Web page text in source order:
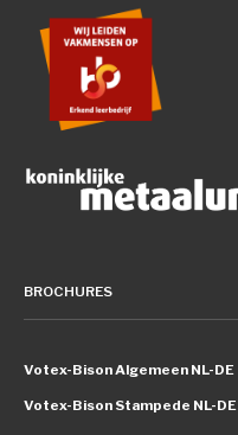
BROCHURES
Votex-Bison Algemeen NL-DE
Votex-Bison Stampede NL-DE